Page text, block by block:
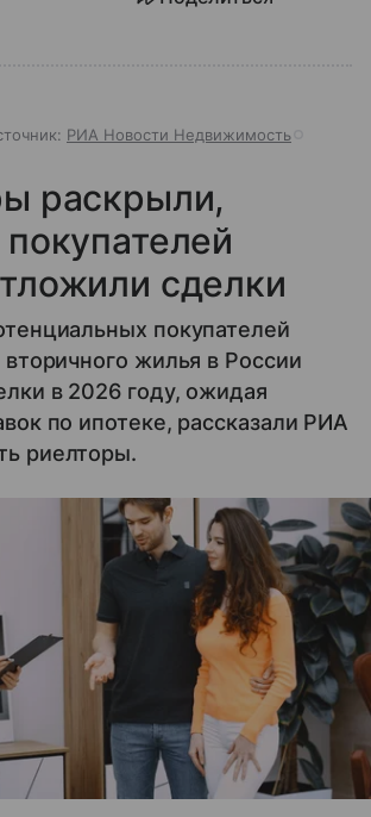
РИА Новости Недвижимость
раскрыли,
сделки
покупателей
вторичного жилья в России
в 2026 году, ожидая
по ипотеке, рассказали РИА
риелторы.